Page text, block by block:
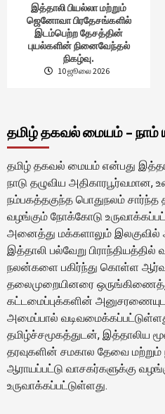
இத்தாலி பியல்லா மற்றும்
ஜெனோவா பிரதேசங்களில்
இடம்பெற்ற தேசத்தின்
புயல்களின் நினைவேந்தல்
நிகழ்வு.
10 ஜூலை 2026
தமிழ் தகவல் மையம் – நாம்
தமிழ் தகவல் மையம் என்பது
நாடு தழுவிய
நம்பகத்தகுந்த பொதுநலம்
வழங்கும் நோக்கோடு
அனைத்து மக்களாலும் இலகுவில்
இத்தாலி பல்வேறு
நலன்களை பகிர்ந்து கொள்ள
தலைமுறையினரை
கட்டமைப்புக்களின்
அமைப்பால்
தமிழ்ச்சமூகத்துடன், இத்தாலிய
தரவுகளின் சமகால தேவை
ஆராயப்பட்டு வாசகர்களுக்கு
உருவாக்கப்பட்டுள்ளது.